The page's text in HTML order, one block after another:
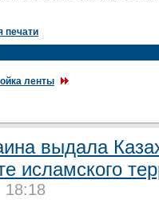
печати
ленты
выдала
исламского
18:18